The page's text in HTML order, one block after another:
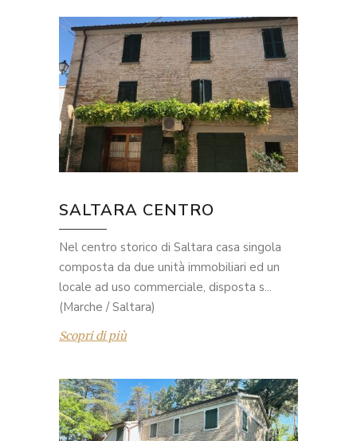
SALTARA CENTRO
Nel centro storico di Saltara casa singola
composta da due unità immobiliari ed un
locale ad uso commerciale, disposta s...
(Marche / Saltara)
Scopri di più